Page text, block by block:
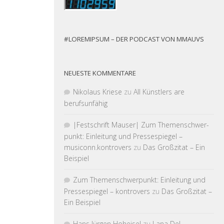
#LOREMIPSUM – DER PODCAST VON MMAUVS
NEUESTE KOMMENTARE
Nikolaus Kriese zu All Künstlers are
berufsunfähig
|Fest­schrift Mauser| Zum Themen­schwer­
punkt: Einleitung und Pressespiegel –
musiconn.kontrovers zu Das Großzitat – Ein
Beispiel
Zum Themen­schwer­punkt: Einleitung und
Pressespiegel – kontrovers zu Das Großzitat –
Ein Beispiel